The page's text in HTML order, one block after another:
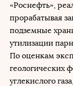
«Роснефть»,
прорабатывая
подземные
утилизации
По оценкам
геологических
углекислого